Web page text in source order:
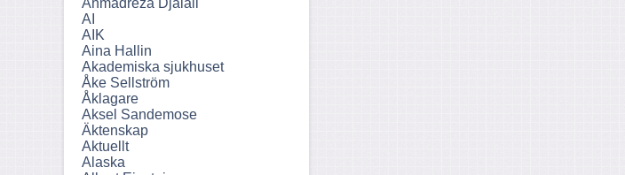
Ahmadreza Djalali
AI
AIK
Aina Hallin
Akademiska sjukhuset
Åke Sellström
Åklagare
Aksel Sandemose
Äktenskap
Aktuellt
Alaska